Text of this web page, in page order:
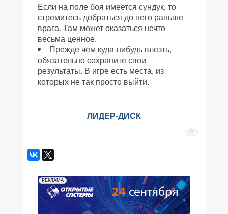
Если на поле боя имеется сундук, то
стремитесь добраться до него раньше
врага. Там может оказаться нечто
весьма ценное.
Прежде чем куда-нибудь влезть,
обязательно сохраните свои
результаты. В игре есть места, из
которых не так просто выйти.
ЛИДЕР-ДИСК
РЕКЛАМА